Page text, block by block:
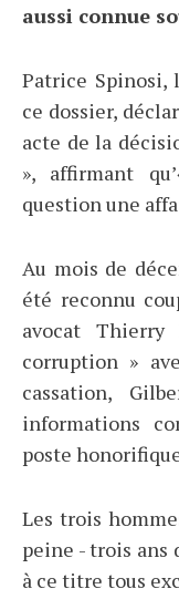
aussi connue
Patrice Spinosi,
ce dossier,
acte de la
», affirmant
question une
Au mois de
été reconnu
avocat
corruption »
cassation,
informations
poste
Les trois
peine - trois ans
à ce titre tous